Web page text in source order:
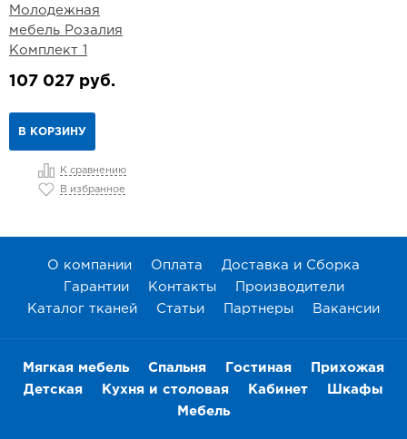
Молодежная
мебель Розалия
Комплект 1
107 027 руб.
В КОРЗИНУ
К сравнению
В избранное
О компании Оплата
Доставка и Сборка
Гарантии
Контакты
Производители
Каталог тканей
Статьи Партнеры Вакансии
Мягкая мебель Спальня Гостиная
Прихожая
Детская
Кухня и столовая Кабинет
Шкафы
Мебель